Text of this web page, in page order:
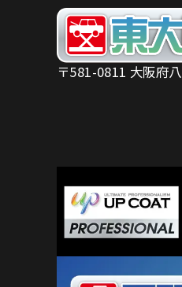
〒581-0811 大阪府